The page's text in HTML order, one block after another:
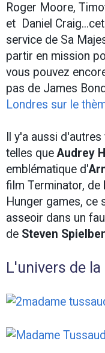
Roger Moore,
et Daniel
service de Sa
partir en mission
vous pouvez
pas de James
Londres sur le
Il y'a aussi
telles queAudrey
emblématique d'
film Terminator, de
Hunger games, ce
asseoir dans un
de Steven
L'univers de